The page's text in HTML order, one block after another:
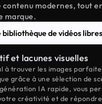
modernes, tout
marque.
de vidéos
et lacunes visuelles
à trouver les images
grâce à une sélection de
IA rapide, vous
créativité et de